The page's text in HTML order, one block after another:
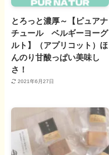
とろっと濃厚～【ピュアナ
チュール ベルギーヨーグ
ルト】（アプリコット）ほ
んのり甘酸っぱい美味し
さ！
2021年6月27日